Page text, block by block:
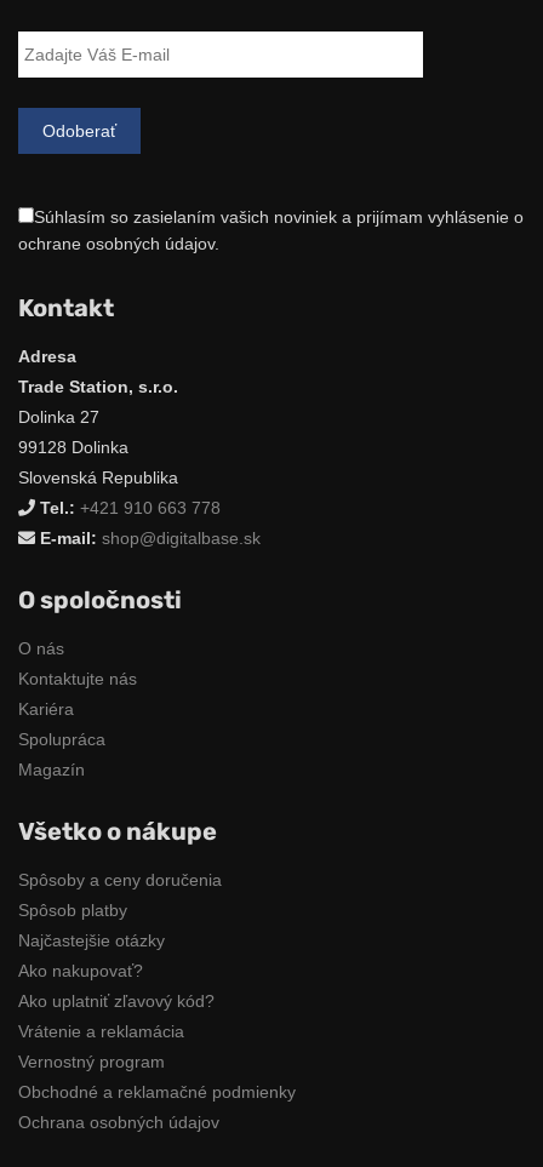
Súhlasím so zasielaním vašich noviniek a prijímam vyhlásenie o
ochrane osobných údajov.
Kontakt
Adresa
Trade Station, s.r.o.
Dolinka 27
99128 Dolinka
Slovenská Republika
Tel.: +421 910 663 778
E-mail: shop@digitalbase.sk
O spoločnosti
O nás
Kontaktujte nás
Kariéra
Spolupráca
Magazín
Všetko o nákupe
Spôsoby a ceny doručenia
Spôsob platby
Najčastejšie otázky
Ako nakupovať?
Ako uplatniť zľavový kód?
Vrátenie a reklamácia
Vernostný program
Obchodné a reklamačné podmienky
Ochrana osobných údajov